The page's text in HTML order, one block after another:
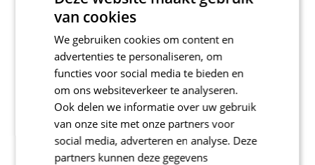
van cookies
We gebruiken cookies om content en
advertenties te personaliseren, om
functies voor social media te bieden en
om ons websiteverkeer te analyseren.
Ook delen we informatie over uw gebruik
van onze site met onze partners voor
social media, adverteren en analyse. Deze
partners kunnen deze gegevens